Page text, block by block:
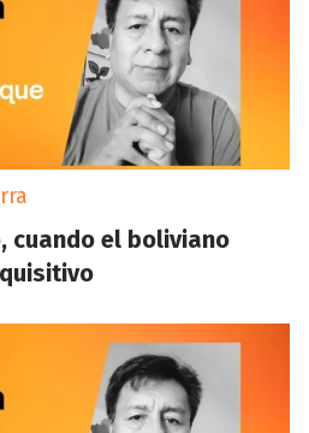
cuando el boliviano